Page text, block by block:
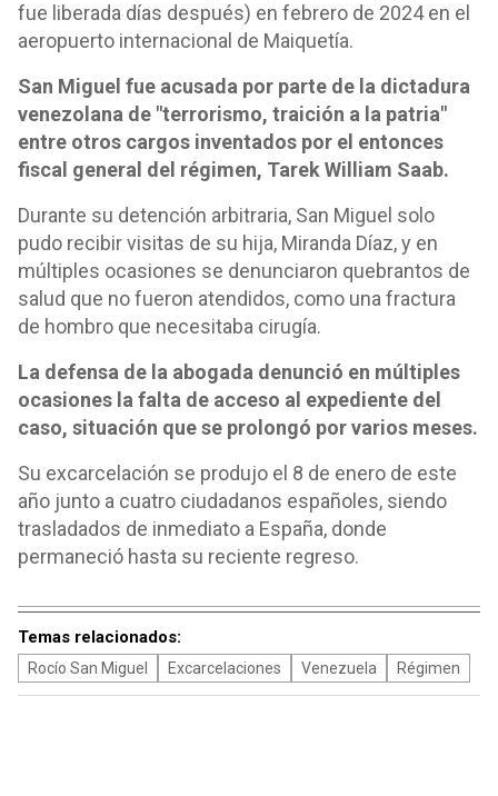
fue liberada días después) en febrero de 2024 en el
aeropuerto internacional de Maiquetía.
San Miguel fue acusada por parte de la dictadura
venezolana de "terrorismo, traición a la patria"
entre otros cargos inventados por el entonces
fiscal general del régimen, Tarek William Saab.
Durante su detención arbitraria, San Miguel solo
pudo recibir visitas de su hija, Miranda Díaz, y en
múltiples ocasiones se denunciaron quebrantos de
salud que no fueron atendidos, como una fractura
de hombro que necesitaba cirugía.
La defensa de la abogada denunció en múltiples
ocasiones la falta de acceso al expediente del
caso, situación que se prolongó por varios meses.
Su excarcelación se produjo el 8 de enero de este
año junto a cuatro ciudadanos españoles, siendo
trasladados de inmediato a España, donde
permaneció hasta su reciente regreso.
Temas relacionados:
Rocío San Miguel Excarcelaciones Venezuela Régimen